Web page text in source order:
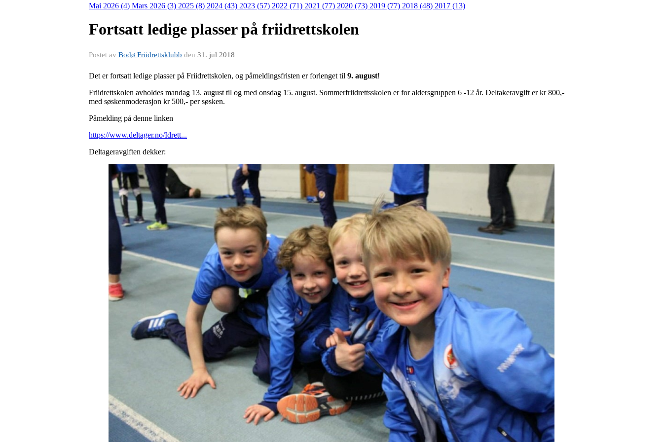
Mai 2026 (4) Mars 2026 (3) 2025 (8) 2024 (43) 2023 (57) 2022 (71) 2021 (77) 2020 (73) 2019 (77) 2018 (48) 2017 (13)
Fortsatt ledige plasser på friidrettskolen
Postet av Bodø Friidrettsklubb den 31. jul 2018
Det er fortsatt ledige plasser på Friidrettskolen, og påmeldingsfristen er forlenget til 9. august!
Friidrettskolen avholdes mandag 13. august til og med onsdag 15. august. Sommerfriidrettsskolen er for aldersgruppen 6 -12 år. Deltakeravgift er kr 800,-
med søskenmoderasjon kr 500,- per søsken.
Påmelding på denne linken
https://www.deltager.no/Idrett...
Deltageravgiften dekker: